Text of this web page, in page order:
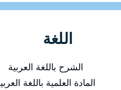
اللغة
الشرح باللغة العربية
المادة العلمية باللغة